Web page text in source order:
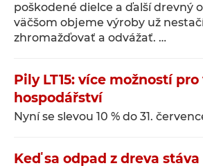
poškodené dielce a ďalší drevný
väčšom objeme výroby už
zhromažďovať a odvážať. …
Pily LT15: více možností pro
hospodářství
Nyní se slevou 10 % do 31.
Keď sa odpad z dreva